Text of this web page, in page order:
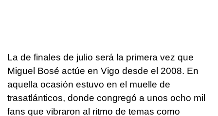
La de finales de julio será la primera vez que
Miguel Bosé actúe en Vigo desde el 2008. En
aquella ocasión estuvo en el muelle de
trasatlánticos, donde congregó a unos ocho mil
fans que vibraron al ritmo de temas como